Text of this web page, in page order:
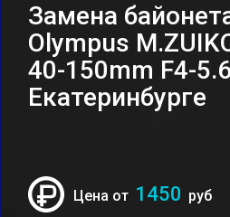
Замена
Olympus
40-150mm F4-
Екатеринбурге
Цена от 1450 руб